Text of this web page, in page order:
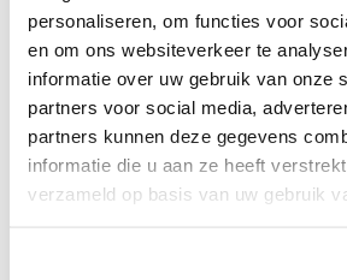
personaliseren, om functies voor
en om ons websiteverkeer te
informatie over uw gebruik van onze
partners voor social media,
partners kunnen deze gegevens
informatie die u aan ze heeft
verzameld op basis van uw gebruik
Wat is een kraanweegschaal?
met een kraanweegschaal kunt u
al uw hijs- en hefwerkzaamheden.
zijn producten hangend te wegen. In
Hijsmiddelen-Expert vindt u
weegbereik van 3 ton tot 20.000 kilo.